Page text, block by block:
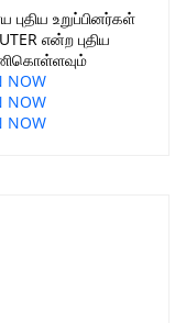
உறுப்பினர்கள்
என்ற புதிய
NOW
NOW
NOW